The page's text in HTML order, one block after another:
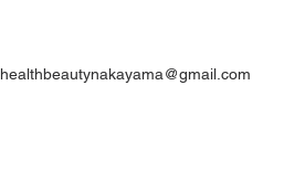
healthbeautynakayama@gmail.com